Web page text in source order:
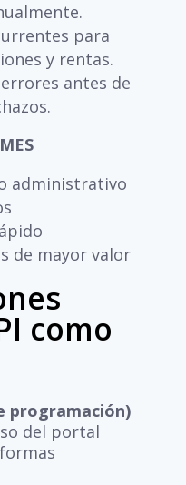
para
y rentas.
antes de
administrativo
de mayor valor
como
programación)
del portal